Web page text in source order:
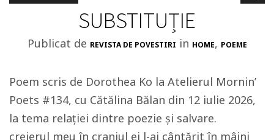
SUBSTITUȚIE
Publicat de REVISTA DE POVESTIRI in HOME, POEME
Poem scris de Dorothea Ko la Atelierul Mornin’
Poets #134, cu Cătălina Bălan din 12 iulie 2026,
la tema relației dintre poezie și salvare.
creierul meu în craniul ei l-ai cântărit în mâini